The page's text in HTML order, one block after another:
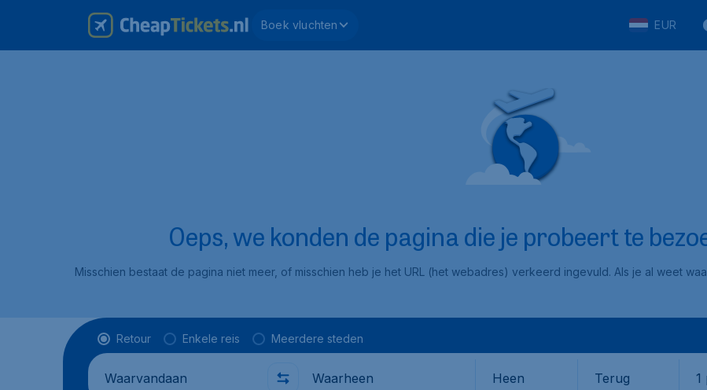
Boek vluchten EUR
Oeps, we konden de pagina die je probeert te
Misschien bestaat de pagina niet meer, of misschien heb je het URL (het webadres) verkeerd ingevuld. Als je al weet
Vluchttype
Retour Enkele reis Meerdere steden
Waarvandaan Waarheen Heen Terug 1